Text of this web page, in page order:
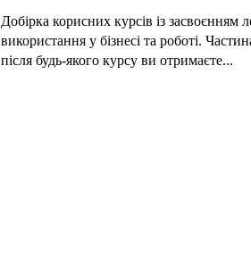
Добірка корисних курсів із засвоєнням
використання у бізнесі та роботі.
після будь-якого курсу ви отримаєте...